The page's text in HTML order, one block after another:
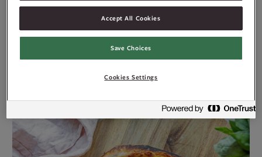
Pizza med blåmuggost
Accept All Cookies
Save Choices
Cookies Settings